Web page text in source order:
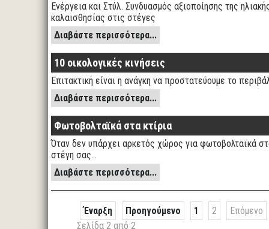
Ενέργεια και Στύλ. Συνδυασμός αξιοποίησης της
καλαισθησίας στις στέγες
Διαβάστε περισσότερα...
10 οικολογικές κινήσεις
Επιτακτική είναι η ανάγκη να προστατεύουμε το
Διαβάστε περισσότερα...
Φωτοβολταϊκά στα κτίρια
Όταν δεν υπάρχει αρκετός χώρος για φωτοβολταϊκά
στέγη σας…
Διαβάστε περισσότερα...
Έναρξη Προηγούμενο 1 2
Επόμενο
Σελίδα 2 από 2